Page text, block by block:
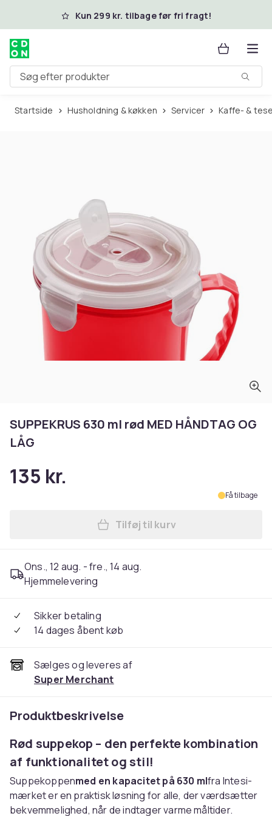
Spring til hovedindhold
Kun 299 kr. tilbage før fri fragt!
Søg efter produkter
Startside Husholdning & køkken Servicer Kaffe- &
SUPPEKRUS 630 ml rød MED HÅNDTAG OG
LÅG
135 kr.
Få tilbage
Læg SUPPEKRUS 630 ml
Tilføj til kurv
Ons., 12 aug. - fre., 14 aug.
Hjemmelevering
Sikker betaling
14 dages åbent køb
Sælges og leveres af
Super Merchant
Produktbeskrivelse
Rød suppekop – den perfekte kombination
af funktionalitet og stil!
Suppekoppenmed en kapacitet på 630 mlfra Intesi-
mærket er en praktisk løsning for alle, der værdsætter
bekvemmelighed, når de indtager varme måltider.